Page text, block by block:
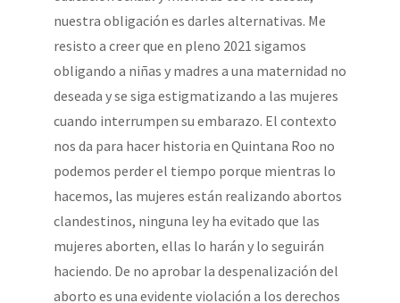
nuestra obligación es darles alternativas. Me
resisto a creer que en pleno 2021 sigamos
obligando a niñas y madres a una maternidad no
deseada y se siga estigmatizando a las mujeres
cuando interrumpen su embarazo. El contexto
nos da para hacer historia en Quintana Roo no
podemos perder el tiempo porque mientras lo
hacemos, las mujeres están realizando abortos
clandestinos, ninguna ley ha evitado que las
mujeres aborten, ellas lo harán y lo seguirán
haciendo. De no aprobar la despenalización del
aborto es una evidente violación a los derechos